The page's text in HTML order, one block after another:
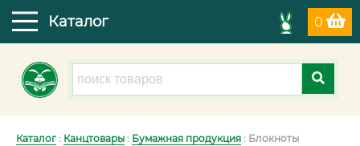
0
Каталог
Каталог: Канцтовары : Бумажная продукция : Блокноты